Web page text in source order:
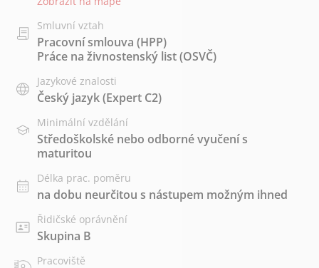
Smluvní vztah
Pracovní smlouva (HPP)
Práce na živnostenský list (OSVČ)
Jazykové znalosti
Český jazyk(Expert C2)
Minimální vzdělání
Středoškolské nebo odborné vyučení s
maturitou
Délka prac. poměru
na dobu neurčitou s nástupem možným ihned
Řidičské oprávnění
Skupina B
Pracoviště